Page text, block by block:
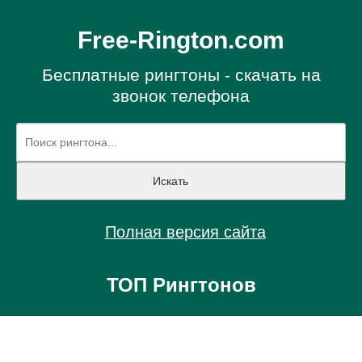
Free-Rington.com
Бесплатные рингтоны - скачать на
звонок телефона
Полная версия сайта
ТОП Рингтонов